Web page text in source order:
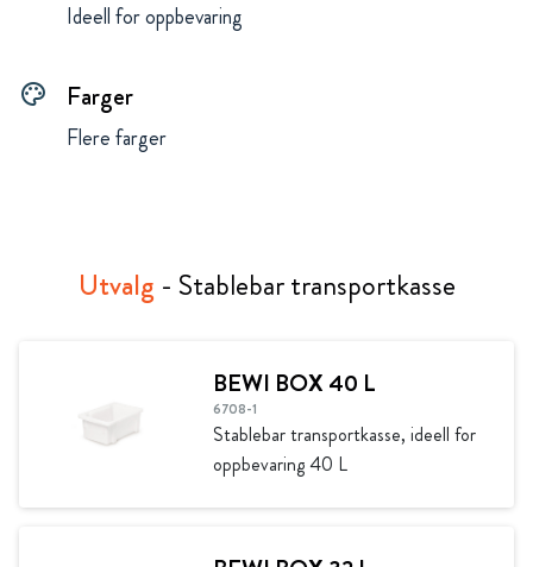
Ideell for oppbevaring
palette Farger
Flere farger
Utvalg - Stablebar transportkasse
BEWI BOX 40 L
6708-1
Stablebar transportkasse, ideell for
oppbevaring 40 L